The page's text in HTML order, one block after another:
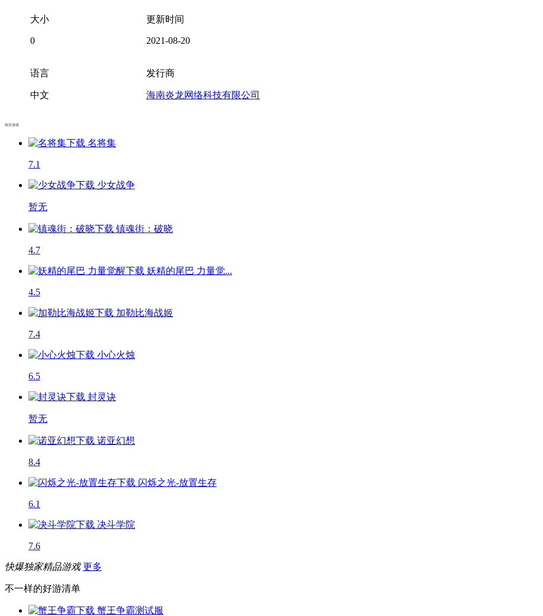
大小
0
更新时间
2021-08-20
语言
中文
发行商
海南炎龙网络科技有限公司
相关游戏
名将集
7.1
少女战争
暂无
镇魂街：破晓
4.7
妖精的尾巴 力量觉...
4.5
加勒比海战姬
7.4
小心火烛
6.5
封灵诀
暂无
诺亚幻想
8.4
闪烁之光-放置生存
6.1
决斗学院
7.6
快爆独家精品游戏 更多
不一样的好游清单
蟹王争霸测试服